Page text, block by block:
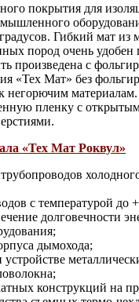
покрытия для
Гибкий мат из
пород очень удобен
произведена с
«Тех Мат» без
негорючим
пленку с
«Тех Мат Роквул»
с температурой до
долговечности
дымохода;
конструкций на